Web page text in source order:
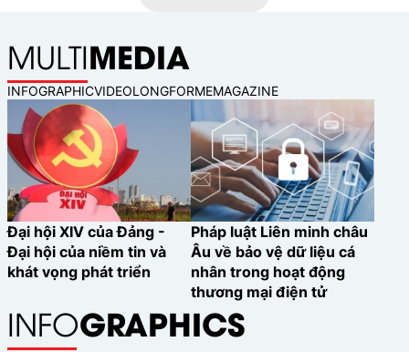
MULTIMEDIA
INFOGRAPHICVIDEOLONGFORMEMAGAZINE
Đại hội XIV của Đảng -
Đại hội của niềm tin và
khát vọng phát triển
Pháp luật Liên minh châu
Âu về bảo vệ dữ liệu cá
nhân trong hoạt động
thương mại điện tử
INFOGRAPHICS